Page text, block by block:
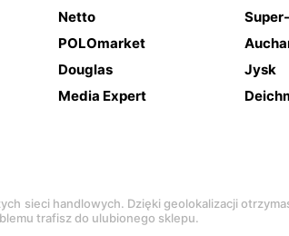
Netto
POLOmarket
Douglas Jysk
Media Expert
sieci handlowych. Dzięki geolokalizacji
trafisz do ulubionego sklepu.